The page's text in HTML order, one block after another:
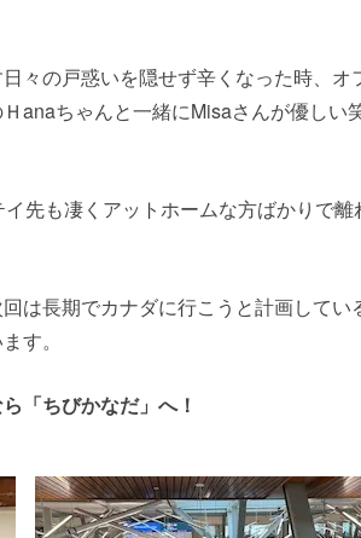
々の戸惑いを隠せず辛くなった時、オ
anaちゃんと一緒にMisaさんが優しい
先も凄くアットホームな方ばかりで離
は長期でカナダに行こうと計画してい
す。
「ちびかなだ」へ！